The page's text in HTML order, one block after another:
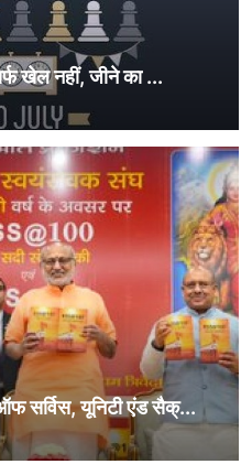
खेल नहीं, जीने का ...
सर्विस, यूनिटी एंड सैक्...